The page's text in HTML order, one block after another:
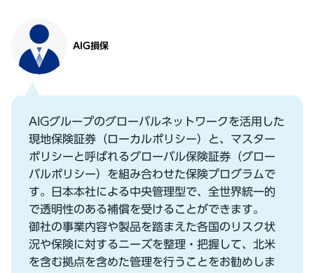
AIG損保
AIGグループのグローバルネットワークを活⽤した
現地保険証券（ローカルポリシー）と、マスター
ポリシーと呼ばれるグローバル保険証券（グロー
バルポリシー）を組み合わせた保険プログラムで
す。⽇本本社による中央管理型で、全世界統⼀的
で透明性のある補償を受けることができます。
御社の事業内容や製品を踏まえた各国のリスク状
況や保険に対するニーズを整理・把握して、北⽶
を含む拠点を含めた管理を⾏うことをお勧めしま